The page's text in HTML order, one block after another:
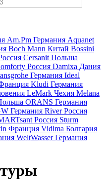
Am.Pm Германия Aquanet
Boch Mann Китай Bossini
Cersanit Польша
Россия Damixa Дания
Германия Ideal
Kludi Германия
LeMark Чехия Melana
ORANS Германия
Германия RiverРоссия
Россия Sturm
Франция Vidima Болгария
WeltWasserГермания